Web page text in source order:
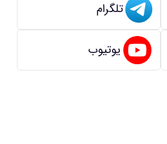
تلگرام
یوتیوب